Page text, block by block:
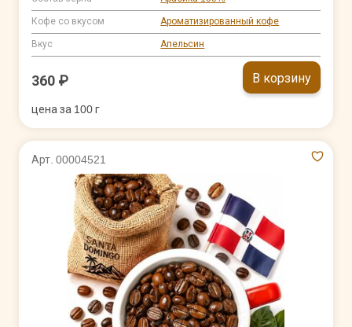
Кофе со вкусом Ароматизированный кофе
Вкус Апельсин
360 ₽ В корзину
цена за 100 г
Арт. 00004521